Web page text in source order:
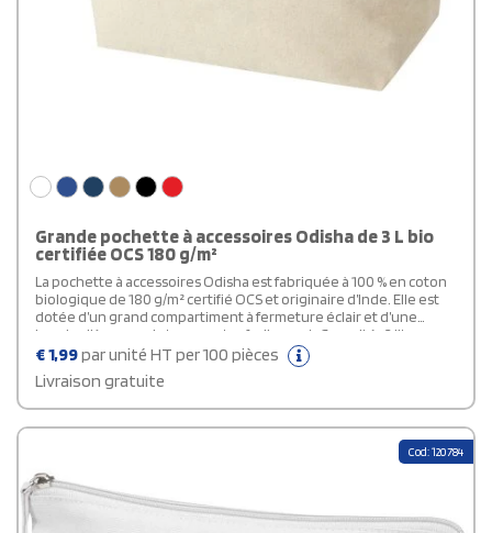
Grande pochette à accessoires Odisha de 3 L bio
certifiée OCS 180 g/m²
La pochette à accessoires Odisha est fabriquée à 100 % en coton
biologique de 180 g/m² certifié OCS et originaire d’Inde. Elle est
dotée d’un grand compartiment à fermeture éclair et d’une
bandoulière pour la transporter facilement. Capacité : 3 litres.
€1,99par unité HT per 100 pièces
Livraison gratuite
Cod: 120784